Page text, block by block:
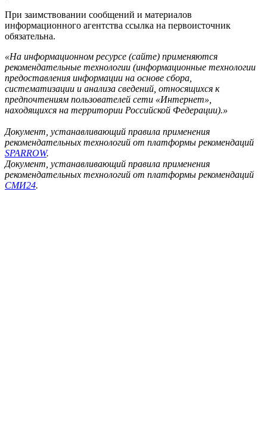
При заимствовании сообщений и материалов
информационного агентства ссылка на первоисточник
обязательна.
«На информационном ресурсе (сайте) применяются
рекомендательные технологии (информационные технологии
предоставления информации на основе сбора,
систематизации и анализа сведений, относящихся к
предпочтениям пользователей сети «Интернет»,
находящихся на территории Российской Федерации).»
Документ, устанавливающий правила применения
рекомендательных технологий от платформы рекомендаций
SPARROW.
Документ, устанавливающий правила применения
рекомендательных технологий от платформы рекомендаций
СМИ24.